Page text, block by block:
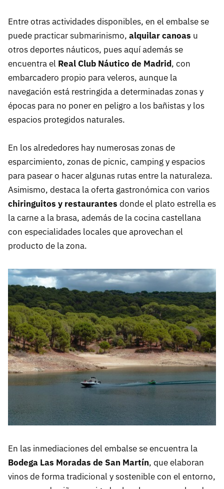
Entre otras actividades disponibles, en el embalse se
puede practicar submarinismo, alquilar canoas u
otros deportes náuticos, pues aquí además se
encuentra el Real Club Náutico de Madrid, con
embarcadero propio para veleros, aunque la
navegación está restringida a determinadas zonas y
épocas para no poner en peligro a los bañistas y los
espacios protegidos naturales.
En los alrededores hay numerosas zonas de
esparcimiento, zonas de picnic, camping y espacios
para pasear o hacer algunas rutas entre la naturaleza.
Asimismo, destaca la oferta gastronómica con varios
chiringuitos y restaurantes donde el plato estrella es
la carne a la brasa, además de la cocina castellana
con especialidades locales que aprovechan el
producto de la zona.
En las inmediaciones del embalse se encuentra la
Bodega Las Moradas de San Martín, que elaboran
vinos de forma tradicional y sostenible con el entorno,